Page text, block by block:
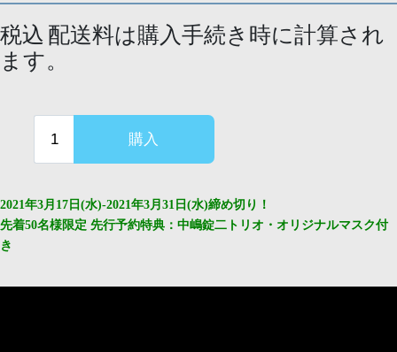
税込 配送料は購入手続き時に計算され
ます。
2021年3月17日(水)-2021年3月31日(水)締め切り！
先着50名様限定 先行予約特典：中嶋錠二トリオ・オリジナルマスク付
き